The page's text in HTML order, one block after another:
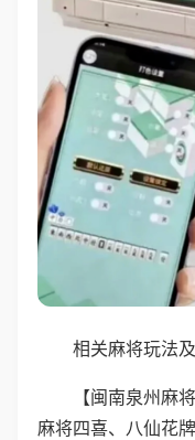
相关麻将玩法
【闽南泉州麻
麻将四喜、八仙花